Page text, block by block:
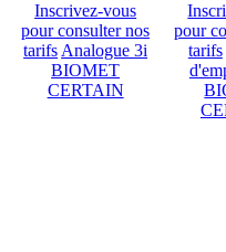
Inscrivez-vous
pour consulter nos
tarifs Analogue 3i
BIOMET
CERTAIN
pour
tarifs